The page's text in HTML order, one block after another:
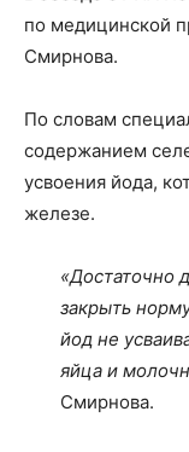
по медицинской
Смирнова.
По словам
содержанием
усвоения йода,
железе.
«Достаточно
закрыть
йод не
яйца и
Смирнова.